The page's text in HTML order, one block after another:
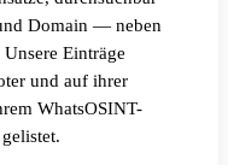
Domain — neben
Einträge
und auf ihrer
WhatsOSINT-